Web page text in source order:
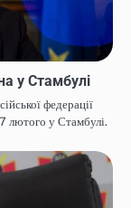
у Стамбулі
федерації
лютого у Стамбулі.